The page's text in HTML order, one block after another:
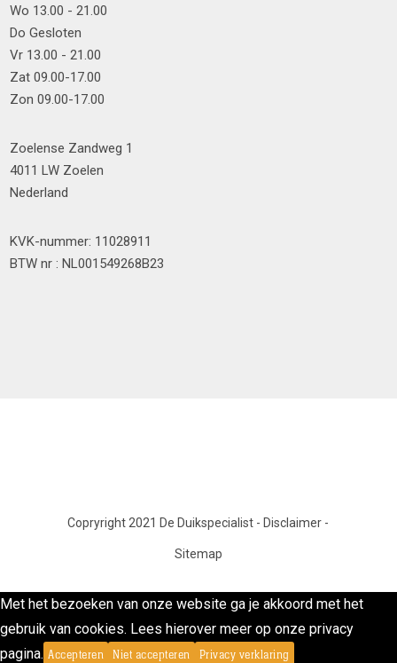
Wo 13.00 - 21.00
Do Gesloten
Vr 13.00 - 21.00
Zat 09.00-17.00
Zon 09.00-17.00
Zoelense Zandweg 1
4011 LW Zoelen
Nederland
KVK-nummer: 11028911
BTW nr : NL001549268B23
Copryright 2021 De Duikspecialist - Disclaimer -
Sitemap
Met het bezoeken van onze website ga je akkoord met het
gebruik van cookies. Lees hierover meer op onze privacy
pagina. Accepteren Niet accepteren Privacy verklaring